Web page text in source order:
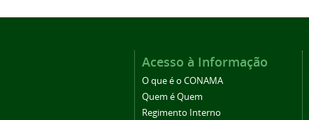
Acesso à Informação
O que é o CONAMA
Quem é Quem
Regimento Interno